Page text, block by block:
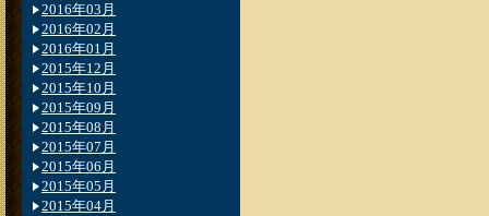
2016年03月
2016年02月
2016年01月
2015年12月
2015年10月
2015年09月
2015年08月
2015年07月
2015年06月
2015年05月
2015年04月